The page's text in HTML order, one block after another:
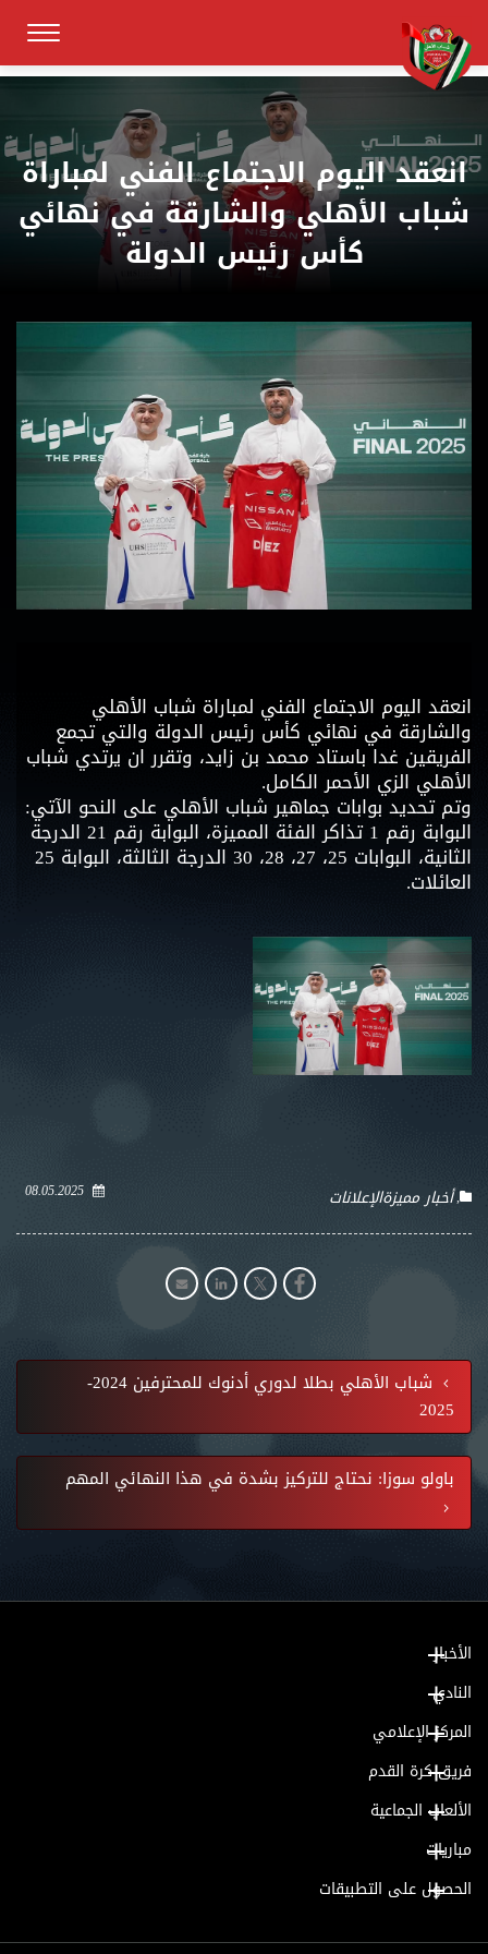
انعقد اليوم الاجتماع الفني لمباراة
شباب الأهلي والشارقة في نهائي
كأس رئيس الدولة
انعقد اليوم الاجتماع الفني لمباراة شباب الأهلي
والشارقة في نهائي كأس رئيس الدولة والتي تجمع
الفريقين غدا باستاد محمد بن زايد، وتقرر ان يرتدي شباب
الأهلي الزي الأحمر الكامل.
وتم تحديد بوابات جماهير شباب الأهلي على النحو الآتي:
البوابة رقم 1 تذاكر الفئة المميزة، البوابة رقم 21 الدرجة
الثانية، البوابات 25، 27، 28، 30 الدرجة الثالثة، البوابة 25
العائلات.
08.05.2025 أخبار مميزةالإعلانات
شباب الأهلي بطلا لدوري أدنوك للمحترفين 2024-
2025
باولو سوزا: نحتاج للتركيز بشدة في هذا النهائي المهم
الأخبار
النادي
المركز الإعلامي
فريق كرة القدم
الألعاب الجماعية
مباريات
الحصول على التطبيقات